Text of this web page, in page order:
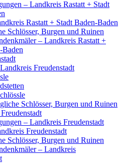
– Landkreis Rastatt + Stadt
Rastatt + Stadt Baden-Baden
Schlösser, Burgen und Ruinen
– Landkreis Rastatt +
Baden
Freudenstadt
Schlösser, Burgen und Ruinen
– Landkreis Freudenstadt
Freudenstadt
Schlösser, Burgen und Ruinen
– Landkreis